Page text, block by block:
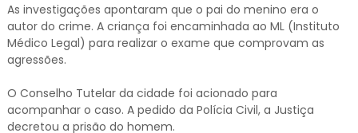
As investigações apontaram que o pai do menino era o
autor do crime. A criança foi encaminhada ao ML (Instituto
Médico Legal) para realizar o exame que comprovam as
agressões.
O Conselho Tutelar da cidade foi acionado para
acompanhar o caso. A pedido da Polícia Civil, a Justiça
decretou a prisão do homem.